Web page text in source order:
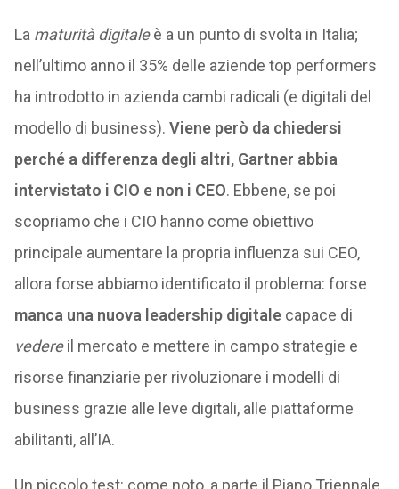
La maturità digitaleè a un punto di svolta in Italia;
nell’ultimo anno il 35% delle aziende top performers
ha introdotto in azienda cambi radicali (e digitali del
modello di business). Viene però da chiedersi
perché a differenza degli altri, Gartner abbia
intervistato i CIO e non i CEO. Ebbene, se poi
scopriamo che i CIO hanno come obiettivo
principale aumentare la propria influenza sui CEO,
allora forse abbiamo identificato il problema: forse
manca una nuova leadership digitalecapace di
vedereil mercato e mettere in campo strategie e
risorse finanziarie per rivoluzionare i modelli di
business grazie alle leve digitali, alle piattaforme
abilitanti, all’IA.
Un piccolo test: come noto, a parte il Piano Triennale